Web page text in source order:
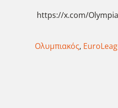
https://x.com/
Ολυμπιακός,